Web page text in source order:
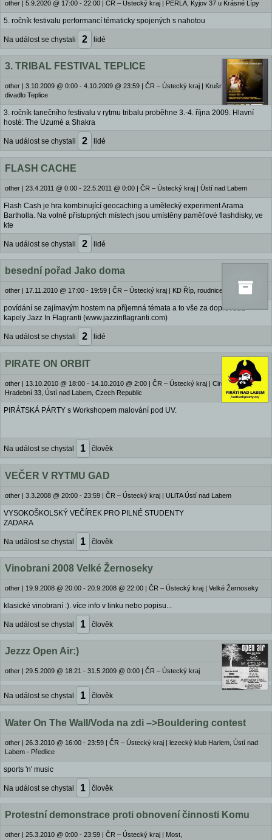
other | 5.9.2020 @ 17:00 - 22:00 | ČR – Ústecký kraj | PERLA, Kyjov 37 u Krásné Lípy
5. ročník festivalu performancí tématicky spojených s nahotou
Na událost se chystali 2 lidé
3. TRIBAL FESTIVAL TEPLICE
other | 3.10.2009 @ 0:00 - 4.10.2009 @ 23:59 | ČR – Ústecký kraj | Krušnohorské
divadlo Teplice
3. ročník tanečního festivalu v rytmu tribalu proběhne 3.-4. října 2009. Hlavní
hosté: The Uzumé a Shakra
Na událost se chystali 2 lidé
FLASH CACHE
other | 23.4.2011 @ 0:00 - 22.5.2011 @ 0:00 | ČR – Ústecký kraj | Ústí nad Labem
Flash Cash je hra kombinující geocaching a umělecký experiment Arama
Bartholla. Na volně přístupných místech jsou umístěny paměťové flashdisky, ve
kte
Na událost se chystali 2 lidé
besední pořad Jako doma
other | 17.11.2010 @ 17:00 - 19:59 | ČR – Ústecký kraj | KD Říp, roudnice n.L.
povídání se zajímavým hostem na příjemná témata a to vše za doprovodu
kapely Jazz In Flagranti (www.jazzinflagranti.com)
Na událost se chystali 2 lidé
PIRATE ON ORBIT
other | 13.10.2010 @ 18:00 - 14.10.2010 @ 2:00 | ČR – Ústecký kraj | Circus, Velká
Hradební 33, Ústí nad Labem, Czech Republic
PIRÁTSKÁ PÁRTY s Workshopem malování pod UV.
Na událost se chystal 1 člověk
VEČER V RYTMU GAD
other | 3.3.2008 @ 20:00 - 23:59 | ČR – Ústecký kraj | ULiTA Ústí nad Labem
VYSOKOŠKOLSKÝ VEČÍREK PRO PILNÉ STUDENTY
ZADARA
Na událost se chystal 1 člověk
Vinobrani 2008 Velké Žernoseky
other | 19.9.2008 @ 20:00 - 20.9.2008 @ 22:00 | ČR – Ústecký kraj | Velké Žernoseky
klasické vinobraní :). více info v linku nebo popisu...
Na událost se chystal 1 člověk
Jezzz Open Air:)
other | 29.5.2009 @ 18:21 - 31.5.2009 @ 0:00 | ČR – Ústecký kraj
Na událost se chystal 1 člověk
Water On The Wall/Voda na zdi –>Bouldering contest
other | 26.3.2010 @ 16:00 - 23:59 | ČR – Ústecký kraj | lezecký klub Harlem, Ústí nad
Labem - Předlice
sports 'n' music
Na událost se chystal 1 člověk
Protestní demonstrace proti obnovení činnosti Komu
other | 25.3.2010 @ 0:00 - 23:59 | ČR – Ústecký kraj | Most,